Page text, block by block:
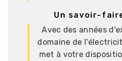
Un savoir-
Avec des années
domaine de
met à votre